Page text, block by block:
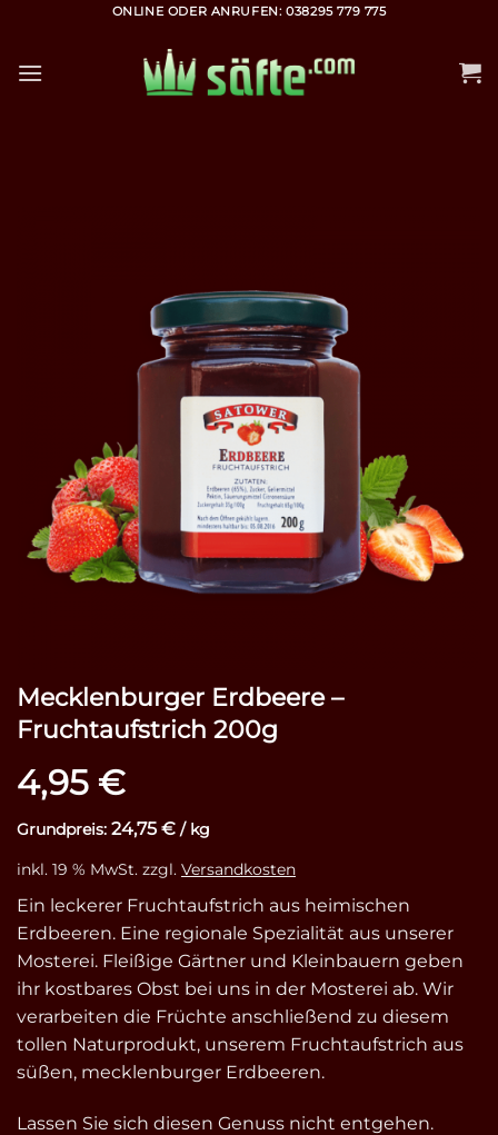
springen
ONLINE ODER ANRUFEN: 038295 779 775
Mecklenburger Erdbeere –
Fruchtaufstrich 200g
4,95 €
Grundpreis: 24,75 € / kg
inkl. 19 % MwSt. zzgl. Versandkosten
Ein leckerer Fruchtaufstrich aus heimischen
Erdbeeren. Eine regionale Spezialität aus unserer
Mosterei. Fleißige Gärtner und Kleinbauern geben
ihr kostbares Obst bei uns in der Mosterei ab. Wir
verarbeiten die Früchte anschließend zu diesem
tollen Naturprodukt, unserem Fruchtaufstrich aus
süßen, mecklenburger Erdbeeren.
Lassen Sie sich diesen Genuss nicht entgehen.